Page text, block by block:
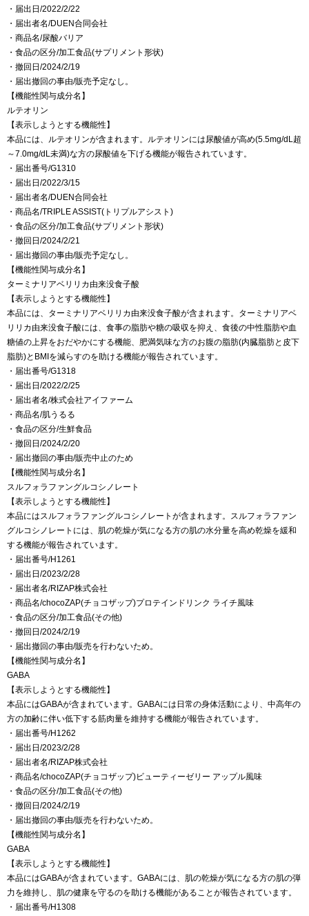
・届出日/2022/2/22
・届出者名/DUEN合同会社
・商品名/尿酸バリア
・食品の区分/加工食品(サプリメント形状)
・撤回日/2024/2/19
・届出撤回の事由/販売予定なし。
【機能性関与成分名】
ルテオリン
【表示しようとする機能性】
本品には、ルテオリンが含まれます。ルテオリンには尿酸値が高め(5.5mg/dL超
～7.0mg/dL未満)な方の尿酸値を下げる機能が報告されています。
・届出番号/G1310
・届出日/2022/3/15
・届出者名/DUEN合同会社
・商品名/TRIPLE ASSIST(トリプルアシスト)
・食品の区分/加工食品(サプリメント形状)
・撤回日/2024/2/21
・届出撤回の事由/販売予定なし。
【機能性関与成分名】
ターミナリアベリリカ由来没食子酸
【表示しようとする機能性】
本品には、ターミナリアベリリカ由来没食子酸が含まれます。ターミナリアベ
リリカ由来没食子酸には、食事の脂肪や糖の吸収を抑え、食後の中性脂肪や血
糖値の上昇をおだやかにする機能、肥満気味な方のお腹の脂肪(内臓脂肪と皮下
脂肪)とBMIを減らすのを助ける機能が報告されています。
・届出番号/G1318
・届出日/2022/2/25
・届出者名/株式会社アイファーム
・商品名/肌うるる
・食品の区分/生鮮食品
・撤回日/2024/2/20
・届出撤回の事由/販売中止のため
【機能性関与成分名】
スルフォラファングルコシノレート
【表示しようとする機能性】
本品にはスルフォラファングルコシノレートが含まれます。スルフォラファン
グルコシノレートには、肌の乾燥が気になる方の肌の水分量を高め乾燥を緩和
する機能が報告されています。
・届出番号/H1261
・届出日/2023/2/28
・届出者名/RIZAP株式会社
・商品名/chocoZAP(チョコザップ)プロテインドリンク ライチ風味
・食品の区分/加工食品(その他)
・撤回日/2024/2/19
・届出撤回の事由/販売を行わないため。
【機能性関与成分名】
GABA
【表示しようとする機能性】
本品にはGABAが含まれています。GABAには日常の身体活動により、中高年の
方の加齢に伴い低下する筋肉量を維持する機能が報告されています。
・届出番号/H1262
・届出日/2023/2/28
・届出者名/RIZAP株式会社
・商品名/chocoZAP(チョコザップ)ビューティーゼリー アップル風味
・食品の区分/加工食品(その他)
・撤回日/2024/2/19
・届出撤回の事由/販売を行わないため。
【機能性関与成分名】
GABA
【表示しようとする機能性】
本品にはGABAが含まれています。GABAには、肌の乾燥が気になる方の肌の弾
力を維持し、肌の健康を守るのを助ける機能があることが報告されています。
・届出番号/H1308